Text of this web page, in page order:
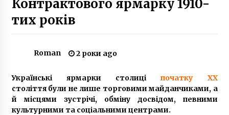
6 років ago
6 років ago
екологічно небезпечних місць в Києві, які
краще ніколи не відвідувати.
6 років ago
Контрактового ярмарку 1910-
тих років
Roman 2 роки ago
Українські ярмарки столиціпочатку XX
століття були не лише торговими майданчиками, а
й місцями зустрічі, обміну досвідом, певними
культурними та соціальними центрами.